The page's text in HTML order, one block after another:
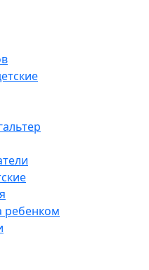
ребенком